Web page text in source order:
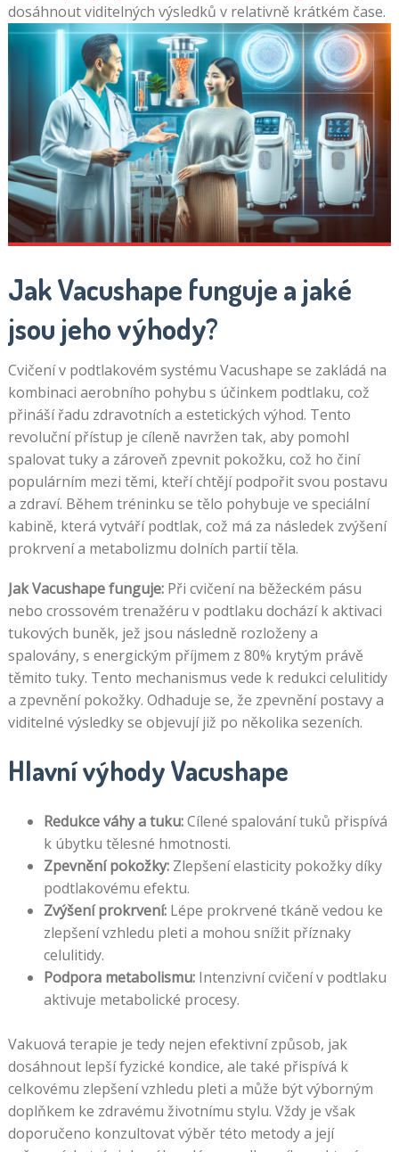
dosáhnout viditelných výsledků v relativně krátkém čase.
Jak Vacushape funguje a jaké
jsou jeho výhody?
Cvičení v podtlakovém systému Vacushape se zakládá na
kombinaci aerobního pohybu s účinkem podtlaku, což
přináší řadu zdravotních a estetických výhod. Tento
revoluční přístup je cíleně navržen tak, aby pomohl
spalovat tuky a zároveň zpevnit pokožku, což ho činí
populárním mezi těmi, kteří chtějí podpořit svou postavu
a zdraví. Během tréninku se tělo pohybuje ve speciální
kabině, která vytváří podtlak, což má za následek zvýšení
prokrvení a metabolizmu dolních partií těla.
Jak Vacushape funguje:Při cvičení na běžeckém pásu
nebo crossovém trenažéru v podtlaku dochází k aktivaci
tukových buněk, jež jsou následně rozloženy a
spalovány, s energickým příjmem z 80% krytým právě
těmito tuky. Tento mechanismus vede k redukci celulitidy
a zpevnění pokožky. Odhaduje se, že zpevnění postavy a
viditelné výsledky se objevují již po několika sezeních.
Hlavní výhody Vacushape
Redukce váhy a tuku:Cílené spalování tuků přispívá
k úbytku tělesné hmotnosti.
Zpevnění pokožky:Zlepšení elasticity pokožky díky
podtlakovému efektu.
Zvýšení prokrvení:Lépe prokrvené tkáně vedou ke
zlepšení vzhledu pleti a mohou snížit příznaky
celulitidy.
Podpora metabolismu:Intenzivní cvičení v podtlaku
aktivuje metabolické procesy.
Vakuová terapie je tedy nejen efektivní způsob, jak
dosáhnout lepší fyzické kondice, ale také přispívá k
celkovému zlepšení vzhledu pleti a může být výborným
doplňkem ke zdravému životnímu stylu. Vždy je však
doporučeno konzultovat výběr této metody a její